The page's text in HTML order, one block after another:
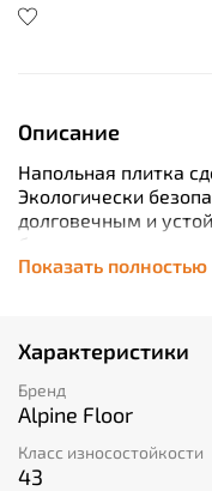
Описание
Напольная плитка
Экологически
долговечным и
боится ни пара, ни
выбор для любых
помещения?
Она водостойкая,
а еще подходит для
Показать полностью
Характеристики
Бренд
Alpine Floor
Класс износостойкости
43